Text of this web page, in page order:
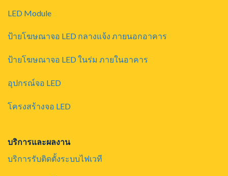
LED Module
ป้ายโฆษณาจอ LED กลางแจ้ง ภายนอกอาคาร
ป้ายโฆษณาจอ LED ในร่ม ภายในอาคาร
อุปกรณ์จอ LED
โครงสร้างจอ LED
บริการและผลงาน
บริการรับติดตั้งระบบไฟเวที